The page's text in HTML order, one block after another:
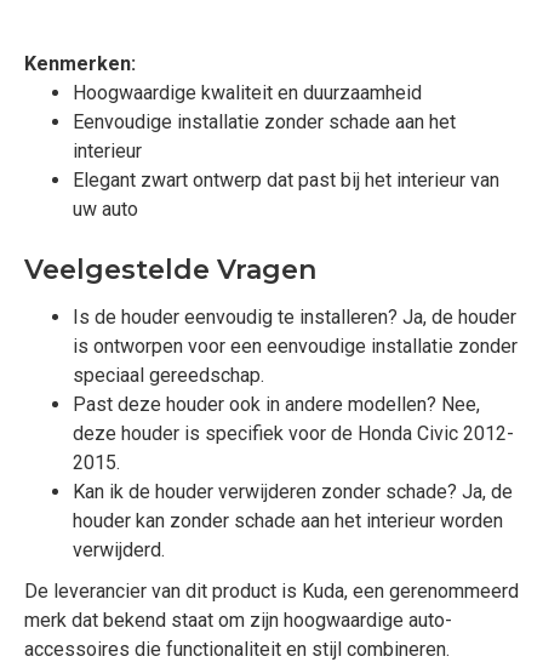
Kenmerken:
Hoogwaardige kwaliteit en duurzaamheid
Eenvoudige installatie zonder schade aan het
interieur
Elegant zwart ontwerp dat past bij het interieur van
uw auto
Veelgestelde Vragen
Is de houder eenvoudig te installeren? Ja, de houder
is ontworpen voor een eenvoudige installatie zonder
speciaal gereedschap.
Past deze houder ook in andere modellen? Nee,
deze houder is specifiek voor de Honda Civic 2012-
2015.
Kan ik de houder verwijderen zonder schade? Ja, de
houder kan zonder schade aan het interieur worden
verwijderd.
De leverancier van dit product is Kuda, een gerenommeerd
merk dat bekend staat om zijn hoogwaardige auto-
accessoires die functionaliteit en stijl combineren.